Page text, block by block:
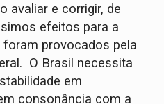
avaliar e corrigir, de
efeitos para a
provocados pela
O Brasil necessita
em
consonância com a